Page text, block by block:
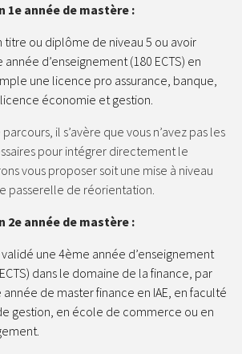
1e année de mastère :
titre ou diplôme de niveau 5 ou avoir
d’enseignement (180 ECTS) en
une licence pro assurance, banque,
économie et gestion.
il s’avère que vous n’avez pas les
pour intégrer directement le
vous proposer soit une mise à niveau
passerelle de réorientation.
2e année de mastère :
une 4ème année d’enseignement
dans le domaine de la finance, par
de master finance en IAE, en faculté
gestion, en école de commerce ou en